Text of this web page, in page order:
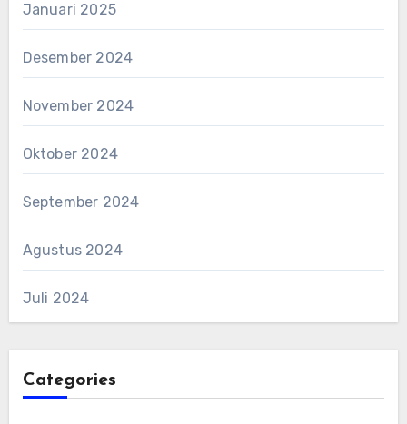
Januari 2025
Desember 2024
November 2024
Oktober 2024
September 2024
Agustus 2024
Juli 2024
Categories